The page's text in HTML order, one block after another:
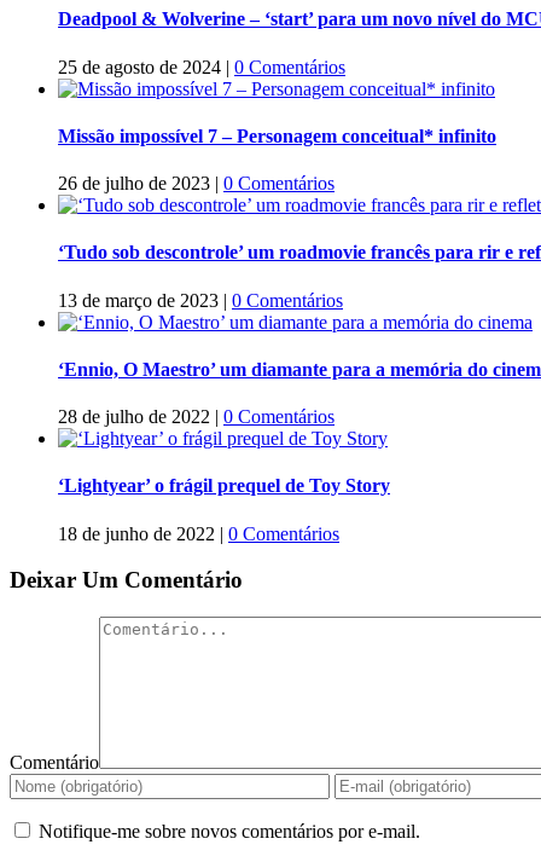
Deadpool & Wolverine – ‘start’ para um novo nível do
25 de agosto de 2024 | 0 Comentários
Missão impossível 7 – Personagem conceitual* infinito
26 de julho de 2023 | 0 Comentários
‘Tudo sob descontrole’ um roadmovie francês para rir e
13 de março de 2023 | 0 Comentários
‘Ennio, O Maestro’ um diamante para a memória do
28 de julho de 2022 | 0 Comentários
‘Lightyear’ o frágil prequel de Toy Story
18 de junho de 2022 | 0 Comentários
Deixar Um Comentário
Comentário
Notifique-me sobre novos comentários por e-mail.